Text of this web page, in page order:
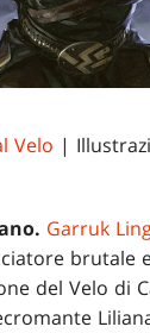
Velo |
Garruk
brutale
del Velo di